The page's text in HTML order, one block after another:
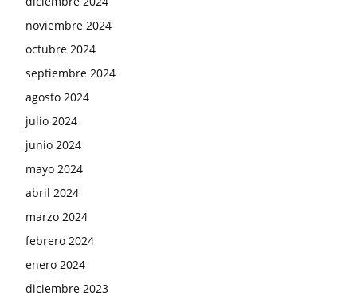
noviembre 2024
octubre 2024
septiembre 2024
agosto 2024
julio 2024
junio 2024
mayo 2024
abril 2024
marzo 2024
febrero 2024
enero 2024
diciembre 2023